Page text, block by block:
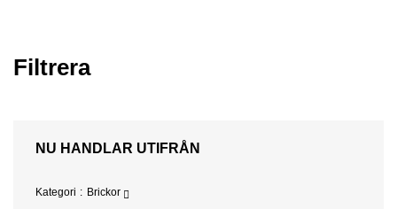
Filtrera
NU HANDLAR UTIFRÅN
Kategori Brickor